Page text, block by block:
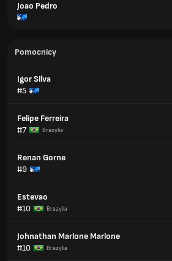
Joao Pedro
Pomocnicy
Igor Silva
#5
Felipe Ferreira
#7
Brazylia
Renan Gorne
#9
Estevao
#10
Brazylia
Johnathan Marlone Marlone
#10
Brazylia